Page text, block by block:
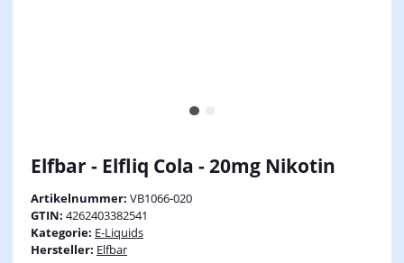
Elfbar - Elfliq Cola - 20mg Nikotin
Artikelnummer: VB1066-020
GTIN: 4262403382541
Kategorie: E-Liquids
Hersteller: Elfbar